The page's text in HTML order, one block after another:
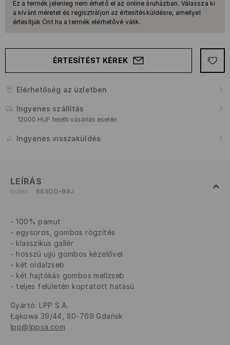
Ez a termék jelenleg nem érhető el az online áruházban. Válassza ki
a kívánt méretet és regisztráljon az értesítésküldésre, amellyel
értesítjük Önt ha a termék elérhetővé válik.
ÉRTESÍTÉST KÉREK
Elérhetőség az üzletben
Ingyenes szállítás
12000 HUF feletti vásárlás esetén
Ingyenes visszaküldés
LEÍRÁS
Index 669DD-99J
100% pamut
egysoros, gombos rögzítés
klasszikus gallér
hosszú ujjú gombos kézelővel
két oldalzseb
két hajtókás gombos mellzseb
teljes felületén koptatott hatású
Gyártó: LPP S.A.
Łąkowa 39/44, 80-769 Gdańsk
lpp@lppsa.com